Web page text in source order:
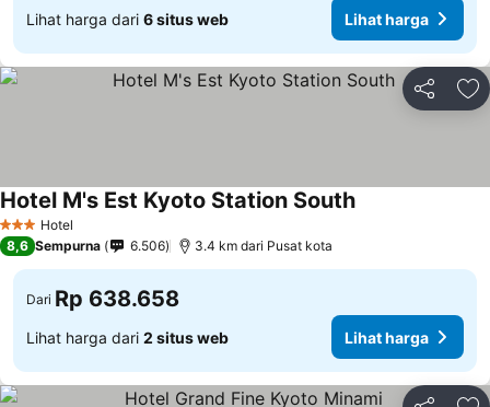
Lihat harga dari 6 situs web Lihat harga
Bagikan
3 BintangHotel
Hotel M's Est Kyoto Station South
8,6 Sempurna 6.506 3.4 km dari Pusat kota
Dari Rp 638.658
Lihat harga dari 2 situs web Lihat harga